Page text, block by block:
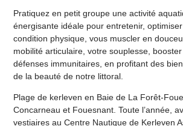
Pratiquez en petit groupe une activité
énergisante idéale pour entretenir,
condition physique, vous muscler en
mobilité articulaire, votre souplesse,
défenses immunitaires, en profitant des
de la beauté de notre littoral.
Plage de kerleven en Baie de La Forêt-
Concarneau et Fouesnant. Toute l’année,
vestiaires au Centre Nautique de Kerleven